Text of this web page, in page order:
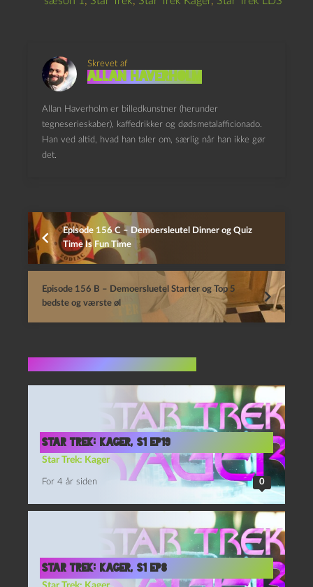
Skrevet af
Allan Haverholm
Allan Haverholm er billedkunstner (herunder
tegneserieskaber), kaffedrikker og dødsmetalafficionado.
Han ved altid, hvad han taler om, særlig når han ikke gør
det.
Episode 156 C – Demoersleutel Dinner og Quiz
Time Is Fun Time
Episode 156 B – Demoersluetel Starter og Top 5
bedste og værste øl
Star Trek: Kager, S1 Ep19
Star Trek: Kager
For 4 år siden 0
Star Trek: Kager, S1 Ep8